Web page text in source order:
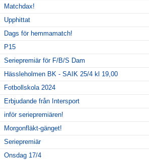
Matchdax!
Upphittat
Dags för hemmamatch!
P15
Seriepremiär för F/B/S Dam
Hässleholmen BK - SAIK 25/4 kl 19,00
Fotbollskola 2024
Erbjudande från Intersport
inför seriepremiären!
Morgonfläkt-gänget!
Seriepremiär
Onsdag 17/4